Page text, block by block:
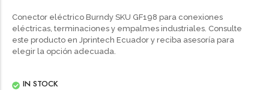
Conector eléctrico Burndy SKU GF198 para conexiones
eléctricas, terminaciones y empalmes industriales. Consulte
este producto en Jprintech Ecuador y reciba asesoría para
elegir la opción adecuada.
IN STOCK